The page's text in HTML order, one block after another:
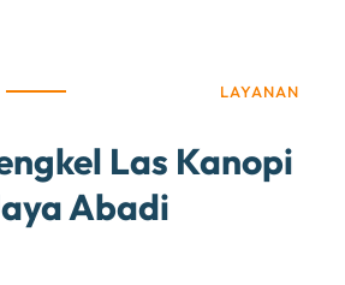
LAYANAN
Las Kanopi
Abadi